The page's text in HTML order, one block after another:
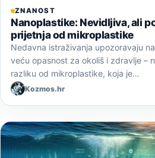
ZNANOST
Nanoplastike: Nevidljiva, ali
prijetnja od mikroplastike
Nedavna istraživanja upozoravaju
veću opasnost za okoliš i zdravlje –
razliku od mikroplastike, koja je…
Kozmos.hr